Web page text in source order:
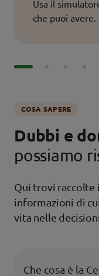
Usa il
che puoi avere.
COSA SAPERE
Dubbi e
possiamo
Qui trovi raccolte
informazioni di
vita nelle
Che cosa è la